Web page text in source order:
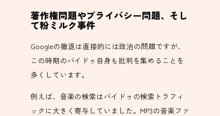
著作権問題やプライバシー問題、そし
て粉ミルク事件
Googleの撤退は直接的には政治の問題ですが、
この時期のバイドゥ自身も批判を集めることを
多くしています。
例えば、音楽の検索はバイドゥの検索トラフィ
ックに大きく寄与していました。MP3の音楽ファ